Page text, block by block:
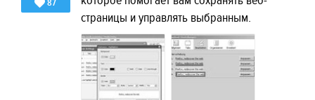
87
страницы и управлять выбранным.